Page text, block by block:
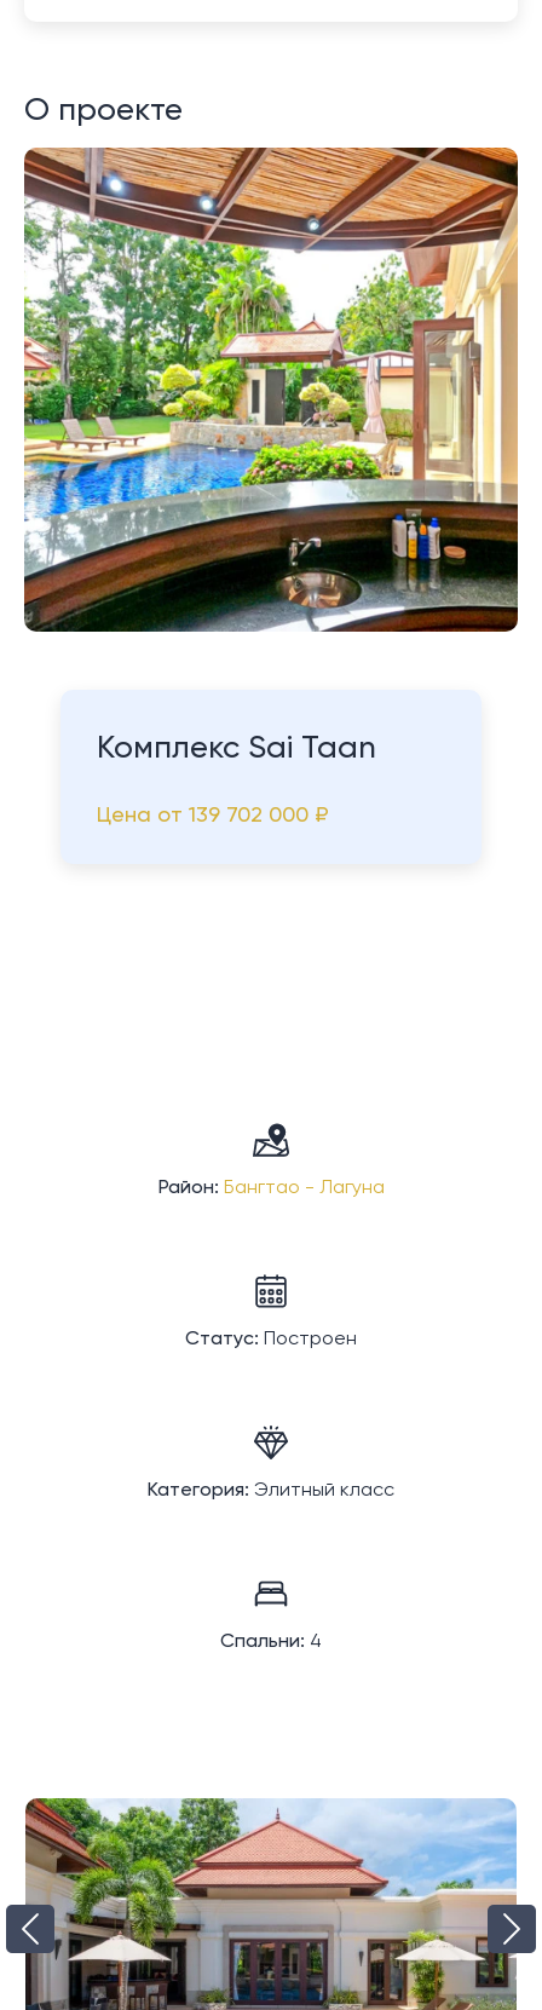
О проекте
Комплекс Sai Taan
Цена от 139 702 000 ₽
Район: Бангтао - Лагуна
Статус: Построен
Категория: Элитный класс
Спальни: 4